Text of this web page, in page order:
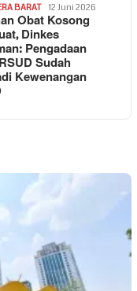
BARAT 12 Juni 2026
Obat Kosong
Dinkes
Pengadaan
Sudah
Kewenangan